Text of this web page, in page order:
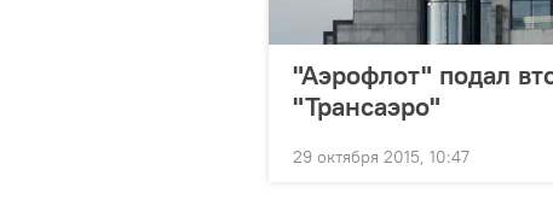
"Аэрофлот" подал
"Трансаэро"
29 октября 2015, 10:47